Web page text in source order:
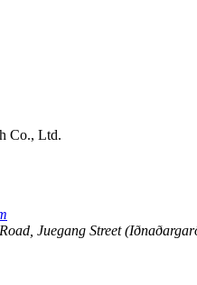
Co., Ltd.
Juegang Street